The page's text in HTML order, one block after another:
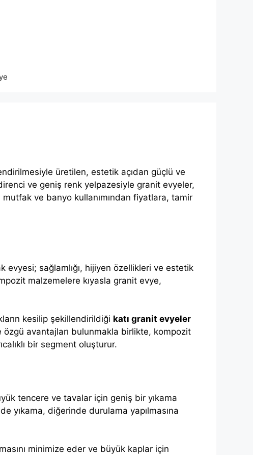
üretilen, estetik açıdan güçlü ve
ve geniş renk yelpazesiyle granit evyeler,
ve banyo kullanımından fiyatlara, tamir
evyesi; sağlamlığı, hijiyen özellikleri ve estetik
malzemelere kıyasla granit evye,
kesilip şekillendirildiği katı granit evyeler
avantajları bulunmakla birlikte, kompozit
bir segment oluşturur.
tencere ve tavalar için geniş bir yıkama
yıkama, diğerinde durulama yapılmasına
minimize eder ve büyük kaplar için